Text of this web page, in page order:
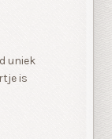
uniek
is